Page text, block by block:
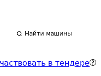
Найти машины
в тендере